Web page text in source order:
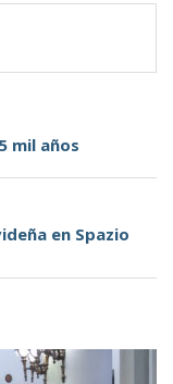
mil años
en Spazio